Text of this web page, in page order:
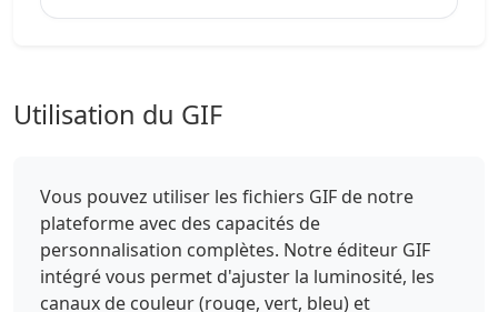
Utilisation du GIF
Vous pouvez utiliser les fichiers GIF de notre
plateforme avec des capacités de
personnalisation complètes. Notre éditeur GIF
intégré vous permet d'ajuster la luminosité, les
canaux de couleur (rouge, vert, bleu) et